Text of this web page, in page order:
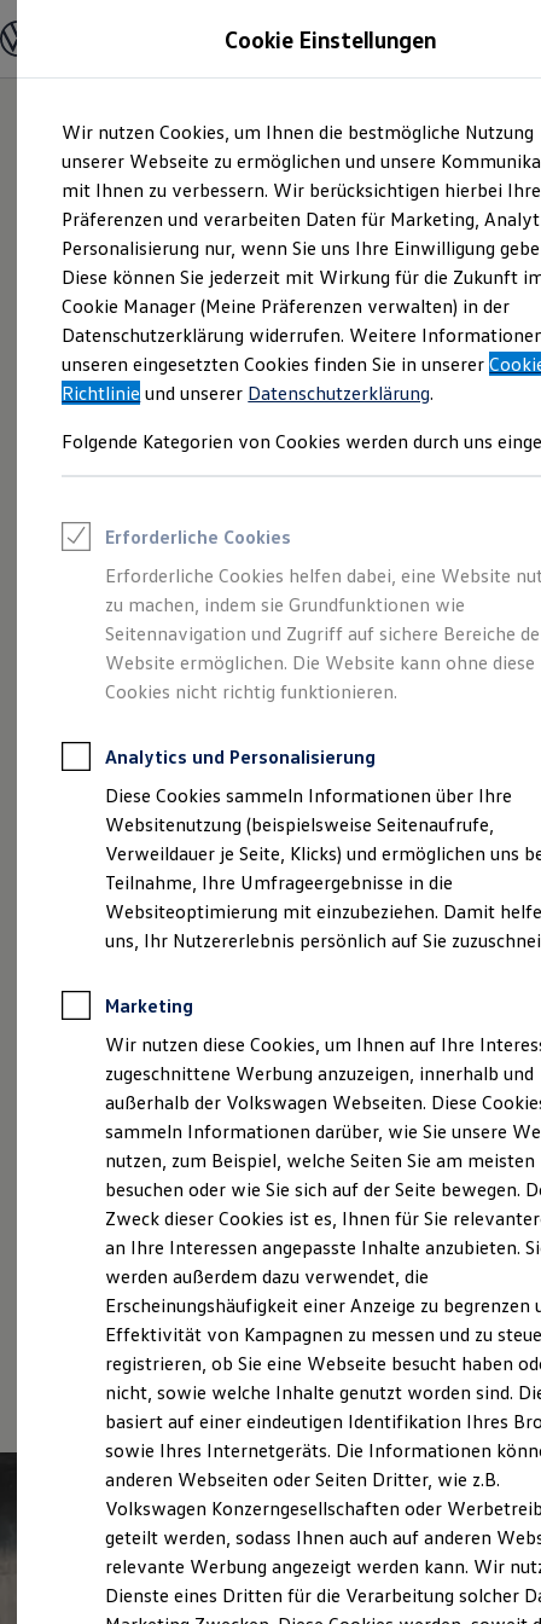
Hauptinhalt
springen
Footer
springen
Modelle und Konfigurator
Modelle vergleichen
Elektroautos
ENERGY Sondermodelle
Nutzfahrzeuge
SUV und CUV
Familienautos
Kombis
Kompaktwagen
Sportwagen
Schnell verfügbare Fahrzeuge
Angebote und Produkte
Aktuelle Angebote
E-Auto-Förderung
Volkswagen Marktplatz
Junge Gebrauchtwagen und Gebrauchtwagen
Saisonangebote
Leasing
Leasing-Angebote
Gebrauchtwagen Leasing
Junge Gebrauchtwagen-Leasing
Elektroauto Leasing
Kleinwagen-Leasing
Leasing ohne Anzahlung
Autokredit mit Schlussrate
Versicherungen und Garantien
Kfz-Versicherung
Restschuldversicherungen
Garantien
Wartungsverträge
Geschäftskunden
Professional Class bei Volkswagen
Großkunden
Behörden
Anpfiff zum Gewinn
Elektroautos
ID. Tutorials
Elektrofahrzeugkonzepte
Reichweite
Reichweite der ID. Modelle
Reichweite im Winter
Laden
Laden unterwegs
Laden Zuhause
Ladezeitensimulator
Batterie
Sicherheit
Garantie und Lebensdauer
Nachhaltigkeit
Technologie
Kosten und Kauf
Verbrauchskosten
Kaufoptionen
E-Auto-Förderung
Software und Konnektivität
Die ID. Software 6
ID. Software Versionen und Updates
Digitale Extras
Schnittstellen zu Ihrem ID.
Der T-Roc
Impressum & Rechtliches
Probefahrt vereinbaren
Fahrzeugangebot anfordern
Serviceanfrage stellen
Cookie Einstellungen
Wir nutzen Cookies, um Ihnen die bestmögliche Nutzung
unserer Webseite zu ermöglichen und unsere
mit Ihnen zu verbessern. Wir berücksichtigen hierbei Ihre
Präferenzen und verarbeiten Daten für Marketing,
Personalisierung nur, wenn Sie uns Ihre Einwilligung
Diese können Sie jederzeit mit Wirkung für die Zukunft
Cookie Manager (Meine Präferenzen verwalten) in der
Datenschutzerklärung widerrufen. Weitere
unseren eingesetzten Cookies finden Sie in unserer
Richtlinie und unserer Datenschutzerklärung.
Folgende Kategorien von Cookies werden durch uns
Erforderliche Cookies
Erforderliche Cookies helfen dabei, eine Website
zu machen, indem sie Grundfunktionen wie
Seitennavigation und Zugriff auf sichere Bereiche
Website ermöglichen. Die Website kann ohne diese
Cookies nicht richtig funktionieren.
Analytics und Personalisierung
Diese Cookies sammeln Informationen über Ihre
Websitenutzung (beispielsweise Seitenaufrufe,
Verweildauer je Seite, Klicks) und ermöglichen uns
Teilnahme, Ihre Umfrageergebnisse in die
Websiteoptimierung mit einzubeziehen. Damit
uns, Ihr Nutzererlebnis persönlich auf Sie
Marketing
Wir nutzen diese Cookies, um Ihnen auf Ihre
zugeschnittene Werbung anzuzeigen, innerhalb und
außerhalb der Volkswagen Webseiten. Diese
sammeln Informationen darüber, wie Sie unsere
nutzen, zum Beispiel, welche Seiten Sie am meisten
besuchen oder wie Sie sich auf der Seite bewegen.
Zweck dieser Cookies ist es, Ihnen für Sie
an Ihre Interessen angepasste Inhalte anzubieten.
werden außerdem dazu verwendet, die
Erscheinungshäufigkeit einer Anzeige zu begrenzen
Effektivität von Kampagnen zu messen und zu
registrieren, ob Sie eine Webseite besucht haben
nicht, sowie welche Inhalte genutzt worden sind.
basiert auf einer eindeutigen Identifikation Ihres
sowie Ihres Internetgeräts. Die Informationen
anderen Webseiten oder Seiten Dritter, wie z.B.
Volkswagen Konzerngesellschaften oder
geteilt werden, sodass Ihnen auch auf anderen
relevante Werbung angezeigt werden kann. Wir
Dienste eines Dritten für die Verarbeitung solcher